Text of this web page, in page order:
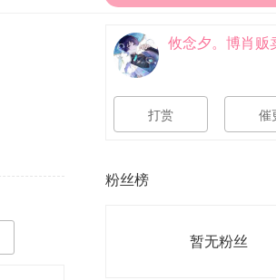
攸念夕。博肖贩
打赏 催
粉丝榜
暂无粉丝